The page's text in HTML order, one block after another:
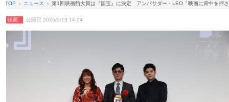
TOP ニュース 第1回映画館大賞は『国宝』に決定 アンバサダー・LEO「映画に背中を押
映画 公開日 2026/5/13 14:04